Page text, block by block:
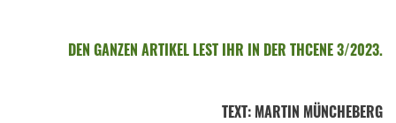
DEN GANZEN ARTIKEL LEST IHR IN DER THCENE 3/2023.
TEXT: MARTIN MÜNCHEBERG